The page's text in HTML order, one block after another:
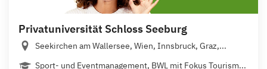
Privatuniversität Schloss Seeburg
Seekirchen am Wallersee, Wien, Innsbruck, Graz,...
Sport- und Eventmanagement, BWL mit Fokus Tourism...